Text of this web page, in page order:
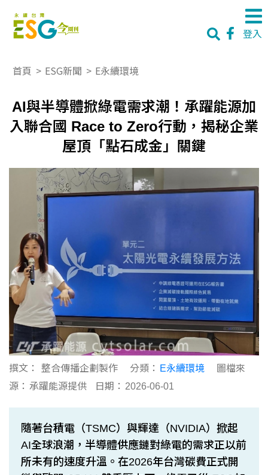
登入
首頁 > ESG新聞 > E永續環境
AI與半導體掀綠電需求潮！承躍能源加
入聯合國 Race to Zero行動，揭秘企業
屋頂「點石成金」關鍵
撰文： 整合傳播企劃製作 分類： E永續環境
圖檔來
源： 承躍能源提供 日期： 2026-06-01
隨著台積電（TSMC）與輝達（NVIDIA）掀起
AI全球浪潮，半導體供應鏈對綠電的需求正以前
所未有的速度升溫。在2026年台灣碳費正式開